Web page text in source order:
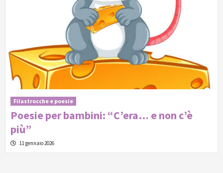
Filastrocche e poesie
Poesie per bambini: “C’era… e non c’è
più”
11 gennaio 2026